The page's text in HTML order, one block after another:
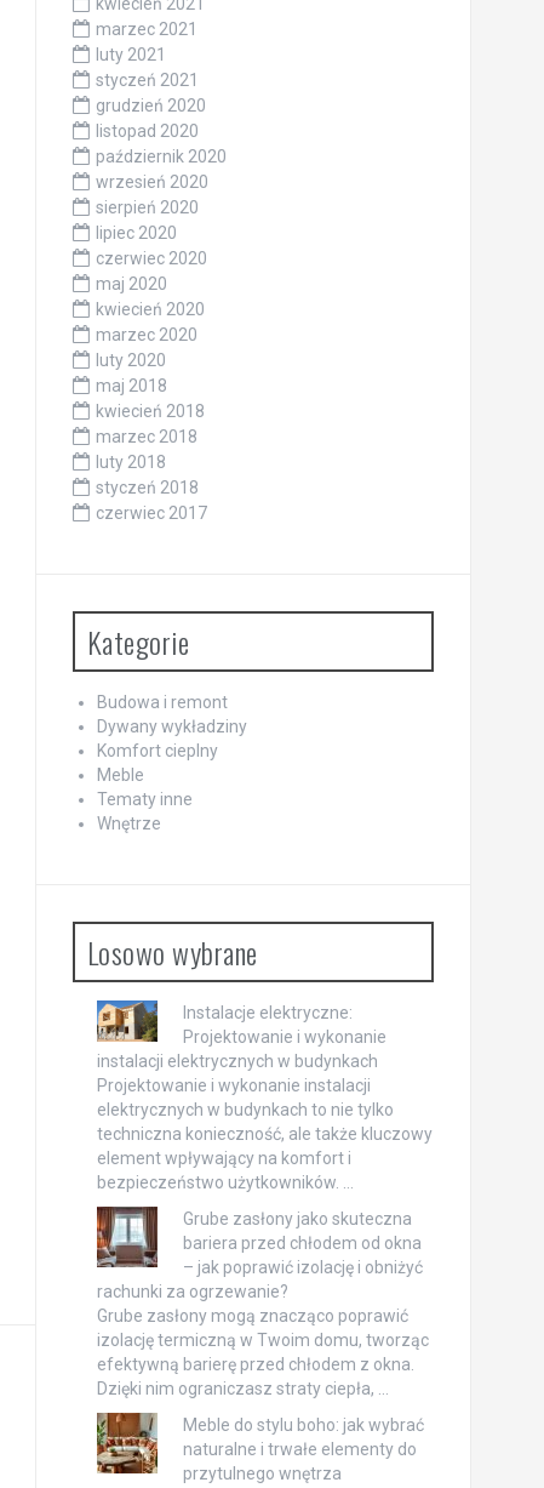
marzec 2021
luty 2021
styczeń 2021
grudzień 2020
listopad 2020
październik 2020
wrzesień 2020
sierpień 2020
lipiec 2020
czerwiec 2020
maj 2020
kwiecień 2020
marzec 2020
luty 2020
maj 2018
kwiecień 2018
marzec 2018
luty 2018
styczeń 2018
czerwiec 2017
Kategorie
Budowa i remont
Dywany wykładziny
Komfort cieplny
Meble
Tematy inne
Wnętrze
Losowo wybrane
Instalacje elektryczne:
Projektowanie i wykonanie
instalacji elektrycznych w budynkach
Projektowanie i wykonanie instalacji
elektrycznych w budynkach to nie tylko
techniczna konieczność, ale także kluczowy
element wpływający na komfort i
bezpieczeństwo użytkowników. …
Grube zasłony jako skuteczna
bariera przed chłodem od okna
– jak poprawić izolację i obniżyć
rachunki za ogrzewanie?
Grube zasłony mogą znacząco poprawić
izolację termiczną w Twoim domu, tworząc
efektywną barierę przed chłodem z okna.
Dzięki nim ograniczasz straty ciepła, …
Meble do stylu boho: jak wybrać
naturalne i trwałe elementy do
przytulnego wnętrza